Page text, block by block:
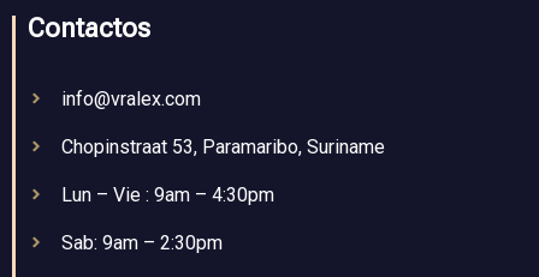
Contactos
info@vralex.com
Chopinstraat 53, Paramaribo, Suriname
Lun – Vie : 9am – 4:30pm
Sab: 9am – 2:30pm